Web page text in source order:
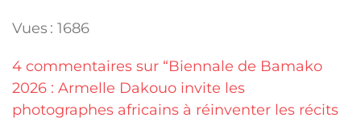
Vues : 1686
4 commentaires sur “Biennale de Bamako
2026 : Armelle Dakouo invite les
photographes africains à réinventer les récits